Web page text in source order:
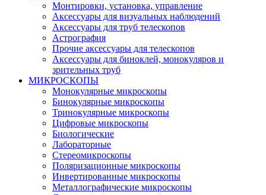
Монтировки, установка, управление
Аксессуары для визуальных наблюдений
Аксессуары для труб телескопов
Астрография
Прочие аксессуары для телескопов
Аксессуары для биноклей, монокуляров и
зрительных труб
МИКРОСКОПЫ
Монокулярные микроскопы
Бинокулярные микроскопы
Тринокулярные микроскопы
Цифровые микроскопы
Биологические
Лабораторные
Стереомикроскопы
Поляризационные микроскопы
Инвертированные микроскопы
Металлографические микроскопы